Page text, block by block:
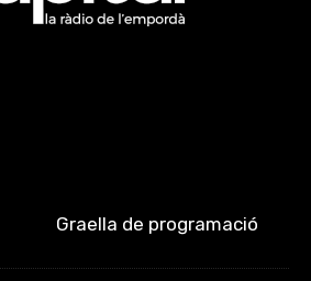
Graella de programació